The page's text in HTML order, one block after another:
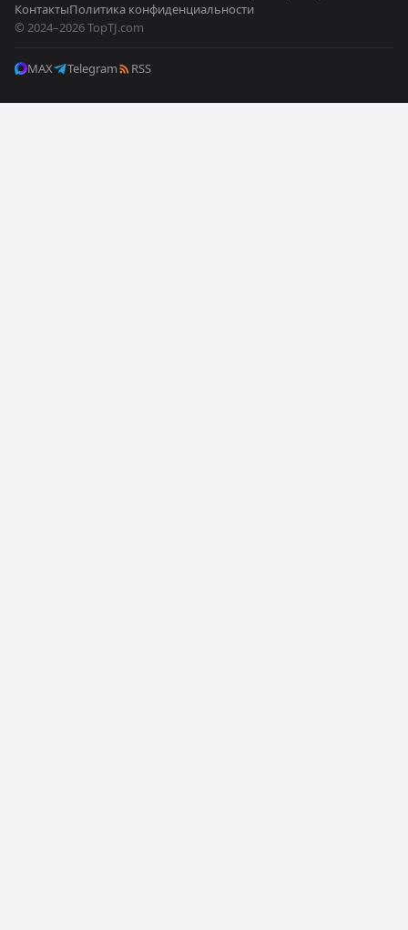
КонтактыПолитика конфиденциальности
© 2024–2026 TopTJ.com
MAX Telegram RSS